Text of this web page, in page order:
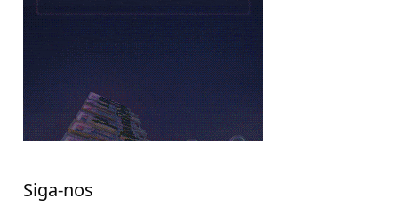
Siga-nos